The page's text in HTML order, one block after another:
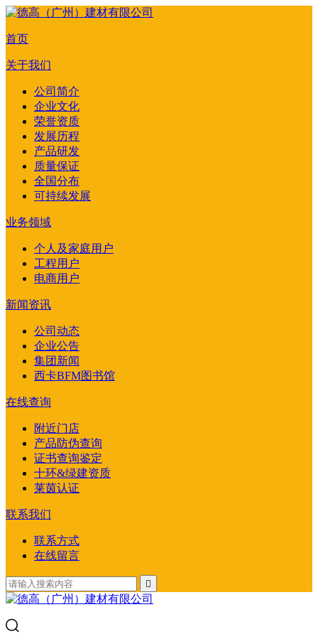
首页
关于我们
公司简介
企业文化
荣誉资质
发展历程
产品研发
质量保证
全国分布
可持续发展
业务领域
个人及家庭用户
工程用户
电商用户
新闻资讯
公司动态
企业公告
集团新闻
西卡BFM图书馆
在线查询
附近门店
产品防伪查询
证书查询鉴定
十环&绿建资质
莱茵认证
联系我们
联系方式
在线留言
